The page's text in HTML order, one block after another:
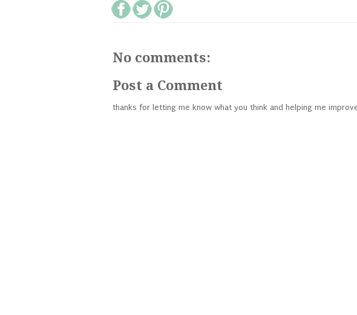
No comments:
Post a Comment
thanks for letting me know what you think and helping me